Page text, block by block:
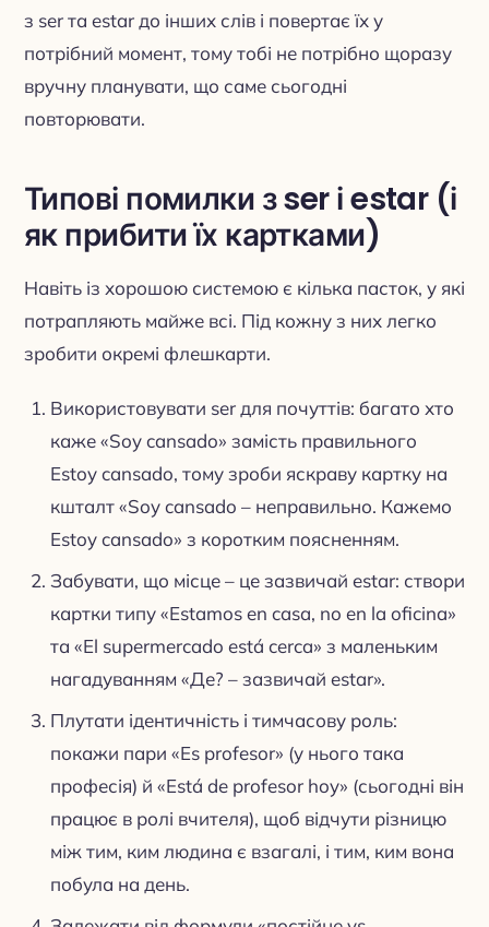
з ser та estar до інших слів і повертає їх у
потрібний момент, тому тобі не потрібно щоразу
вручну планувати, що саме сьогодні
повторювати.
Типові помилки з ser і estar (і
як прибити їх картками)
Навіть із хорошою системою є кілька пасток, у які
потрапляють майже всі. Під кожну з них легко
зробити окремі флешкарти.
Використовувати ser для почуттів: багато хто
каже «Soy cansado» замість правильного
Estoy cansado, тому зроби яскраву картку на
кшталт «Soy cansado – неправильно. Кажемо
Estoy cansado» з коротким поясненням.
Забувати, що місце – це зазвичай estar: створи
картки типу «Estamos en casa, no en la oficina»
та «El supermercado está cerca» з маленьким
нагадуванням «Де? – зазвичай estar».
Плутати ідентичність і тимчасову роль:
покажи пари «Es profesor» (у нього така
професія) й «Está de profesor hoy» (сьогодні він
працює в ролі вчителя), щоб відчути різницю
між тим, ким людина є взагалі, і тим, ким вона
побула на день.